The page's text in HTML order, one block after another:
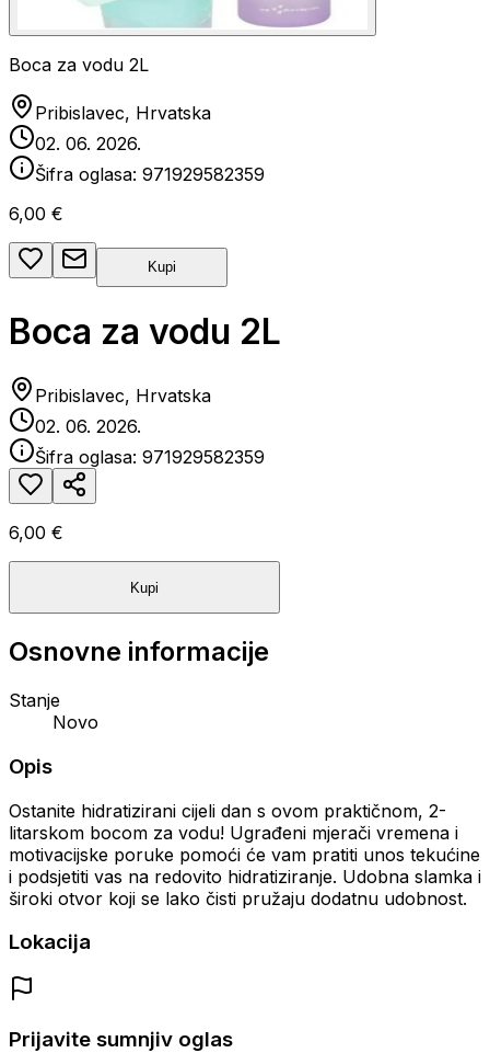
Boca za vodu 2L
Pribislavec, Hrvatska
02. 06. 2026.
Šifra oglasa: 971929582359
6,00 €
Kupi
Boca za vodu 2L
Pribislavec, Hrvatska
02. 06. 2026.
Šifra oglasa: 971929582359
6,00 €
Kupi
Osnovne informacije
Stanje
Novo
Opis
Ostanite hidratizirani cijeli dan s ovom praktičnom, 2-
litarskom bocom za vodu! Ugrađeni mjerači vremena i
motivacijske poruke pomoći će vam pratiti unos tekućine
i podsjetiti vas na redovito hidratiziranje. Udobna slamka i
široki otvor koji se lako čisti pružaju dodatnu udobnost.
Lokacija
Prijavite sumnjiv oglas